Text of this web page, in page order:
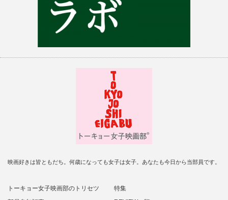
映画好きは皆ともだち。何歳になっても女子は女子。あなたも今日から当部員です。
トーキョー女子映画部のトリセツ
特集